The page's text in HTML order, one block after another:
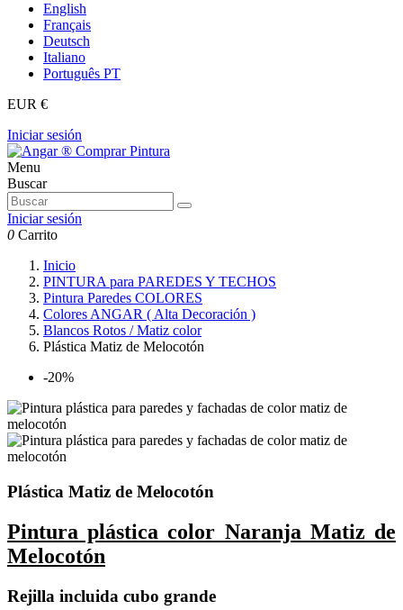
English
Français
Deutsch
Italiano
Português PT
EUR €
Iniciar sesión
Menu
Buscar
Iniciar sesión
0 Carrito
Inicio
PINTURA para PAREDES Y TECHOS
Pintura Paredes COLORES
Colores ANGAR ( Alta Decoración )
Blancos Rotos / Matiz color
Plástica Matiz de Melocotón
-20%
Plástica Matiz de Melocotón
Pintura plástica color Naranja Matiz de
Melocotón
Rejilla incluida cubo grande